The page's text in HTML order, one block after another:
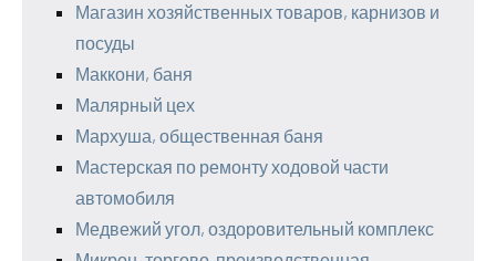
Магазин хозяйственных товаров, карнизов и
посуды
Маккони, баня
Малярный цех
Мархуша, общественная баня
Мастерская по ремонту ходовой части
автомобиля
Медвежий угол, оздоровительный комплекс